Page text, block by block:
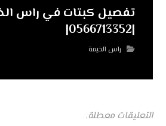
تفصيل كبتات في راس
|0566713352|
راس الخيمة
التعليقات معطلة.